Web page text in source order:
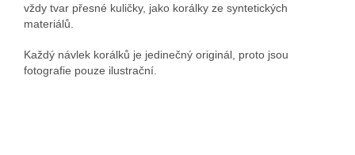
vždy tvar přesné kuličky, jako korálky ze syntetických
materiálů.
Každý návlek korálků je jedinečný originál, proto jsou
fotografie pouze ilustrační.